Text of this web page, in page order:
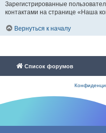
Зарегистрированные
контактами на странице «Наша
Вернуться к началу
Список форумов